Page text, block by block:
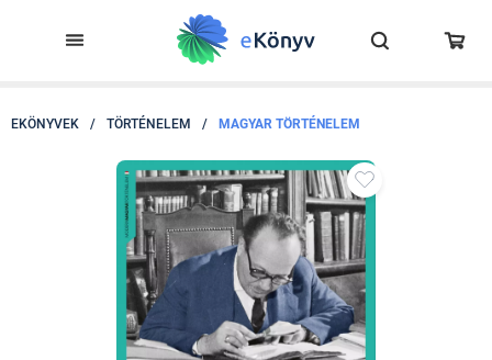
EKÖNYVEK / TÖRTÉNELEM / MAGYAR TÖRTÉNELEM